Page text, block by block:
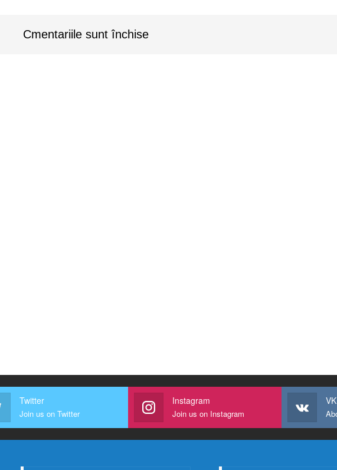
Cmentariile sunt închise
Twitter
Join us on Twitter
Instagram
Join us on Instagram
VK